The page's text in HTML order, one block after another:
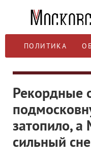
ПОЛИТИКА
Рекордные
затопило,
сильный